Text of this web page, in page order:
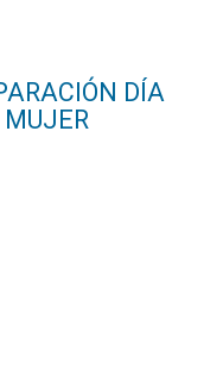
DÍA
MUJER